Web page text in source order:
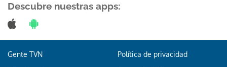
Descubre nuestras apps:
Gente TVN Política de privacidad